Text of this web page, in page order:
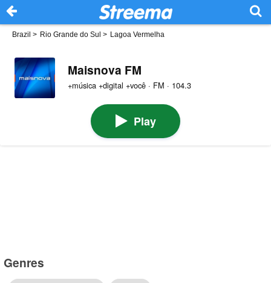
Brazil > Rio Grande do Sul > Lagoa Vermelha
Maisnova FM
+música +digital +você · FM · 104.3
Play
Genres